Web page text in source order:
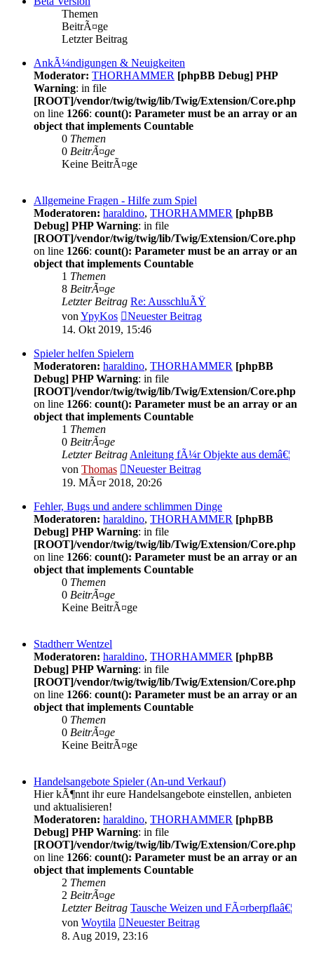
Themen
BeitrÃ¤ge
Letzter Beitrag
AnkÃ¼ndigungen & Neuigkeiten
Moderator: THORHAMMER [phpBB Debug] PHP
Warning: in file
[ROOT]/vendor/twig/twig/lib/Twig/Extension/Core.php
on line 1266: count(): Parameter must be an array or an
object that implements Countable
0 Themen
0 BeitrÃ¤ge
Keine BeitrÃ¤ge
Allgemeine Fragen - Hilfe zum Spiel
Moderatoren: haraldino, THORHAMMER [phpBB
Debug] PHP Warning: in file
[ROOT]/vendor/twig/twig/lib/Twig/Extension/Core.php
on line 1266: count(): Parameter must be an array or an
object that implements Countable
1 Themen
8 BeitrÃ¤ge
Letzter Beitrag Re: AusschluÃŸ
vonYpyKos
Neuester Beitrag
14. Okt 2019, 15:46
Spieler helfen Spielern
Moderatoren: haraldino, THORHAMMER [phpBB
Debug] PHP Warning: in file
[ROOT]/vendor/twig/twig/lib/Twig/Extension/Core.php
on line 1266: count(): Parameter must be an array or an
object that implements Countable
1 Themen
0 BeitrÃ¤ge
Letzter BeitragAnleitung fÃ¼r Objekte aus demâ€¦
von Thomas
Neuester Beitrag
19. MÃ¤r 2018, 20:26
Fehler, Bugs und andere schlimmen Dinge
Moderatoren: haraldino, THORHAMMER [phpBB
Debug] PHP Warning: in file
[ROOT]/vendor/twig/twig/lib/Twig/Extension/Core.php
on line 1266: count(): Parameter must be an array or an
object that implements Countable
0 Themen
0 BeitrÃ¤ge
Keine BeitrÃ¤ge
Stadtherr Wentzel
Moderatoren: haraldino, THORHAMMER [phpBB
Debug] PHP Warning: in file
[ROOT]/vendor/twig/twig/lib/Twig/Extension/Core.php
on line 1266: count(): Parameter must be an array or an
object that implements Countable
0 Themen
0 BeitrÃ¤ge
Keine BeitrÃ¤ge
Handelsangebote Spieler (An-und Verkauf)
Hier kÃ¶nnt ihr eure Handelsangebote einstellen, anbieten
und aktualisieren!
Moderatoren: haraldino, THORHAMMER [phpBB
Debug] PHP Warning: in file
[ROOT]/vendor/twig/twig/lib/Twig/Extension/Core.php
on line 1266: count(): Parameter must be an array or an
object that implements Countable
2 Themen
2 BeitrÃ¤ge
Letzter Beitrag Tausche Weizen und FÃ¤rberpflaâ€¦
von Woytila
Neuester Beitrag
8. Aug 2019, 23:16